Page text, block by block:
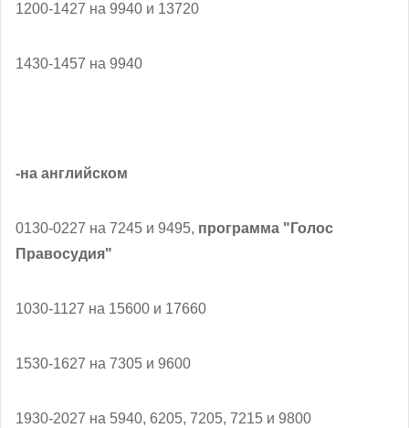
1200-1427 на 9940 и 13720
1430-1457 на 9940
-на английском
0130-0227 на 7245 и 9495, программа "Голос
Правосудия"
1030-1127 на 15600 и 17660
1530-1627 на 7305 и 9600
1930-2027 на 5940, 6205, 7205, 7215 и 9800